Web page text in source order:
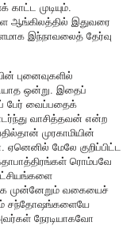
முடியும்.
ஆங்கிலத்தில் இதுவரை
இந்நாவலைத் தேர்வு
புனைவுகளில்
ஒன்று. இதைப்
பேர் வைப்பதைக்
வாசித்தவன் என்ற
முரகாமியின்
மேலே குறிப்பிட்ட
ரொம்பவே
முன்னேறும் வகையைச்
சந்தோஷங்களையே
நேரடியாகவோ